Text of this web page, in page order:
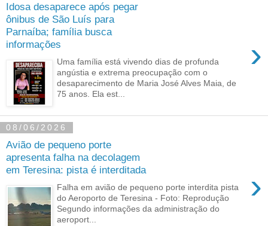
Idosa desaparece após pegar
ônibus de São Luís para
Parnaíba; família busca
informações
›
Uma família está vivendo dias de profunda
angústia e extrema preocupação com o
desaparecimento de Maria José Alves Maia, de
75 anos. Ela est...
08/06/2026
Avião de pequeno porte
apresenta falha na decolagem
em Teresina: pista é interditada
›
Falha em avião de pequeno porte interdita pista
do Aeroporto de Teresina - Foto: Reprodução
Segundo informações da administração do
aeroport...